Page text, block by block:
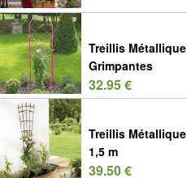
Treillis
Grimpantes
32.95 €
Treillis
1,5 m
39.50 €